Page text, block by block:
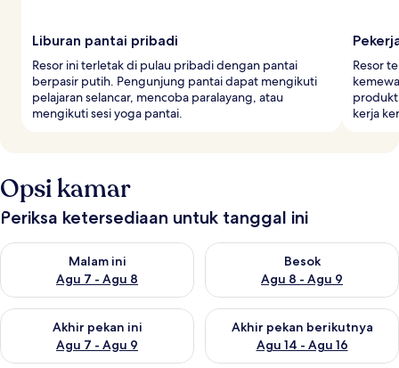
Liburan pantai pribadi
Resor ini terletak di pulau pribadi dengan pantai
berpasir putih. Pengunjung pantai dapat mengikuti
pelajaran selancar, mencoba paralayang, atau
mengikuti sesi yoga pantai.
Resor
kerja
Opsi kamar
Periksa ketersediaan untuk tanggal ini
Malam ini
Agu 7 - Agu 8
Periksa ketersediaan untuk malam ini Agu 7 - Agu 8
Besok
Agu 8 - Agu 9
Periksa ketersediaan untuk
Akhir pekan ini
Agu 7 - Agu 9
Periksa ketersediaan untuk akhir pekan ini Agu 7 - Agu 9
Akhir pekan berikutnya
Agu 14 - Agu 16
Periksa ketersediaan untuk